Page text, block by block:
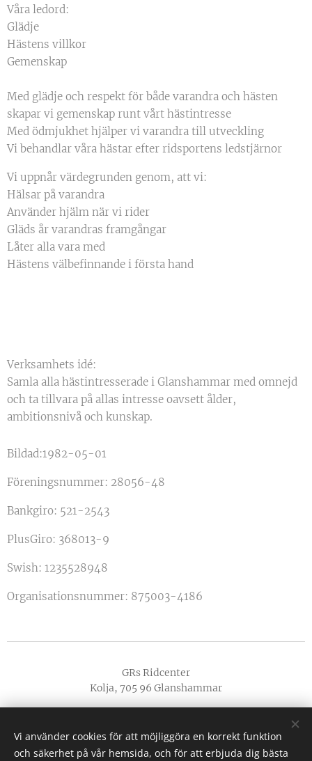
Våra ledord:
Glädje
Hästens villkor
Gemenskap
Med glädje och respekt för både varandra och hästen
skapar vi gemenskap runt vårt hästintresse
Med ödmjukhet hjälper vi varandra till utveckling
Vi behandlar våra hästar efter ridsportens ledstjärnor
Vi uppnår värdegrunden genom, att vi:
Hälsar på varandra
Använder hjälm när vi rider
Gläds år varandras framgångar
Låter alla vara med
Hästens välbefinnande i första hand
Verksamhets idé:
Samla alla hästintresserade i Glanshammar med omnejd
och ta tillvara på allas intresse oavsett ålder,
ambitionsnivå och kunskap.
Bildad:1982-05-01
Föreningsnummer: 28056-48
Bankgiro: 521-2543
PlusGiro: 368013-9
Swish: 1235528948
Organisationsnummer: 875003-4186
GRs Ridcenter
Kolja, 705 96 Glanshammar
Vi använder cookies för att möjliggöra en korrekt funktion
och säkerhet på vår hemsida, och för att erbjuda dig bästa